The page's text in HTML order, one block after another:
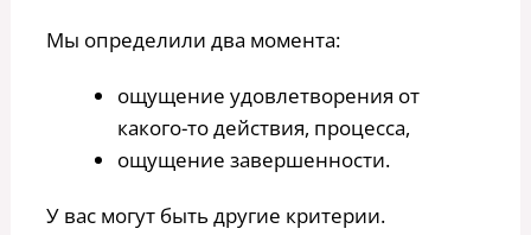
Мы определили два момента:
ощущение удовлетворения от
какого-то действия, процесса,
ощущение завершенности.
У вас могут быть другие критерии.